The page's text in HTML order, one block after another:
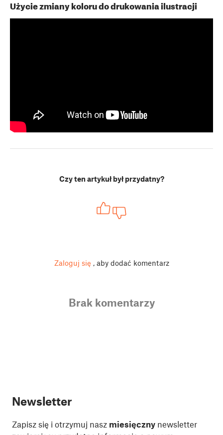
Użycie zmiany koloru do drukowania ilustracji
Czy ten artykuł był przydatny?
Zaloguj się , aby dodać komentarz
Brak komentarzy
Newsletter
Zapisz się i otrzymuj nasz miesięczny newsletter